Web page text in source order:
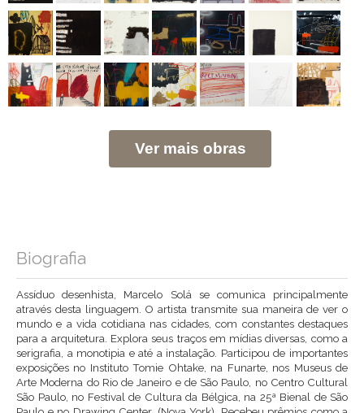
Ver mais obras
Biografia
Assíduo desenhista, Marcelo Solá se comunica principalmente
através desta linguagem. O artista transmite sua maneira de ver o
mundo e a vida cotidiana nas cidades, com constantes destaques
para a arquitetura. Explora seus traços em mídias diversas, como a
serigrafia, a monotipia e até a instalação. Participou de importantes
exposições no Instituto Tomie Ohtake, na Funarte, nos Museus de
Arte Moderna do Rio de Janeiro e de São Paulo, no Centro Cultural
São Paulo, no Festival de Cultura da Bélgica, na 25ª Bienal de São